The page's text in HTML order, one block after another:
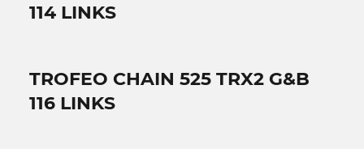
114 LINKS
TROFEO CHAIN 525 TRX2 G&B
116 LINKS